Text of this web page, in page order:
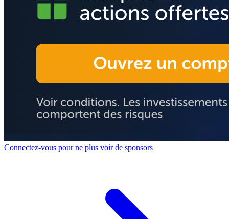
Connectez-vous pour ne plus voir de sponsors